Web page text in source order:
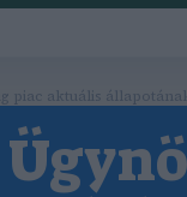
piac aktuális